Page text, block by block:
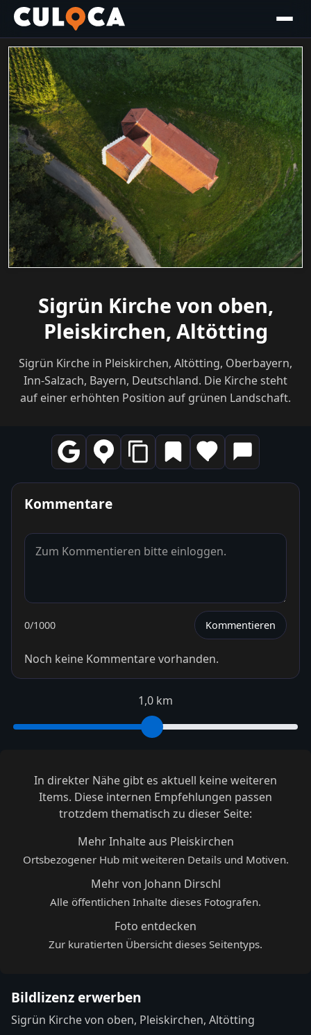
Sigrün Kirche von oben,
Pleiskirchen, Altötting
Sigrün Kirche in Pleiskirchen, Altötting, Oberbayern,
Inn-Salzach, Bayern, Deutschland. Die Kirche steht
auf einer erhöhten Position auf grünen Landschaft.
Kommentare
0/1000 Kommentieren
Noch keine Kommentare vorhanden.
1,0 km
In direkter Nähe gibt es aktuell keine weiteren
Items. Diese internen Empfehlungen passen
trotzdem thematisch zu dieser Seite:
Mehr Inhalte aus Pleiskirchen
Ortsbezogener Hub mit weiteren Details und Motiven.
Mehr von Johann Dirschl
Alle öffentlichen Inhalte dieses Fotografen.
Foto entdecken
Zur kuratierten Übersicht dieses Seitentyps.
Bildlizenz erwerben
Sigrün Kirche von oben, Pleiskirchen, Altötting